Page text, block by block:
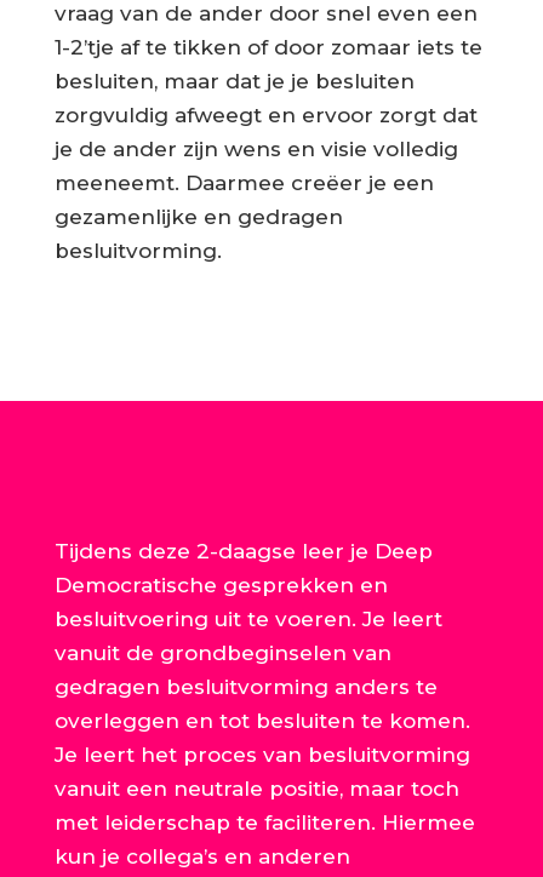
vraag van de ander door snel even een
1-2’tje af te tikken of door zomaar iets te
besluiten, maar dat je je besluiten
zorgvuldig afweegt en ervoor zorgt dat
je de ander zijn wens en visie volledig
meeneemt. Daarmee creëer je een
gezamenlijke en gedragen
besluitvorming.
Tijdens deze 2-daagse leer je Deep
Democratische gesprekken en
besluitvoering uit te voeren. Je leert
vanuit de grondbeginselen van
gedragen besluitvorming anders te
overleggen en tot besluiten te komen.
Je leert het proces van besluitvorming
vanuit een neutrale positie, maar toch
met leiderschap te faciliteren. Hiermee
kun je collega’s en anderen